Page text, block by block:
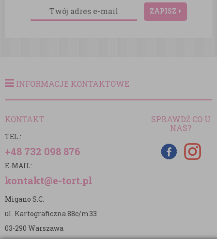
ZAPISZ
INFORMACJE KONTAKTOWE
KONTAKT
TEL.:
+48 732 098 876
E-MAIL:
kontakt@e-tort.pl
Migano S.C.
ul. Kartograficzna 88c/m33
03-290 Warszawa
SPRAWDŹ CO U
NAS?